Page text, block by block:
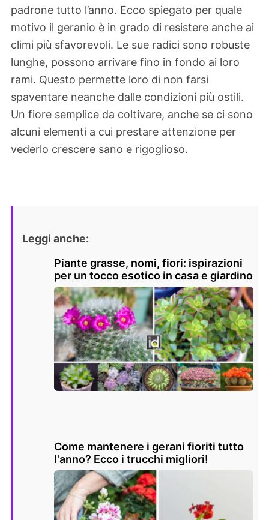
padrone tutto l’anno. Ecco spiegato per quale
motivo il geranio è in grado di resistere anche ai
climi più sfavorevoli. Le sue radici sono robuste
lunghe, possono arrivare fino in fondo ai loro
rami. Questo permette loro di non farsi
spaventare neanche dalle condizioni più ostili.
Un fiore semplice da coltivare, anche se ci sono
alcuni elementi a cui prestare attenzione per
vederlo crescere sano e rigoglioso.
Leggi anche:
Piante grasse, nomi, fiori: ispirazioni
per un tocco esotico in casa e giardino
Come mantenere i gerani fioriti tutto
l'anno? Ecco i trucchi migliori!